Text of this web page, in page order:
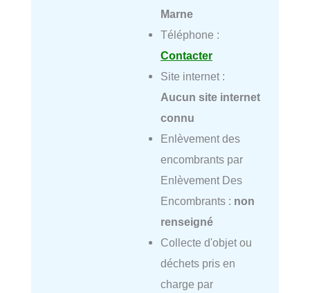
Marne
Téléphone :
Contacter
Site internet :
Aucun site internet
connu
Enlèvement des
encombrants par
Enlèvement Des
Encombrants : non
renseigné
Collecte d'objet ou
déchets pris en
charge par